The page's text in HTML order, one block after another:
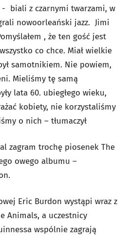
- biali z czarnymi twarzami, w
nowoorleański jazz. Jimi
, że ten gość jest
co chce. Miał wielkie
samotnikiem. Nie powiem,
Mieliśmy tę samą
lata 60. ubiegłego wieku,
kobiety, nie korzystaliśmy
o nich – tłumaczył
zagram trochę piosenek The
owego albumu –
Eric Burdon wystąpi wraz z
Animals, a uczestnicy
wspólnie zagrają